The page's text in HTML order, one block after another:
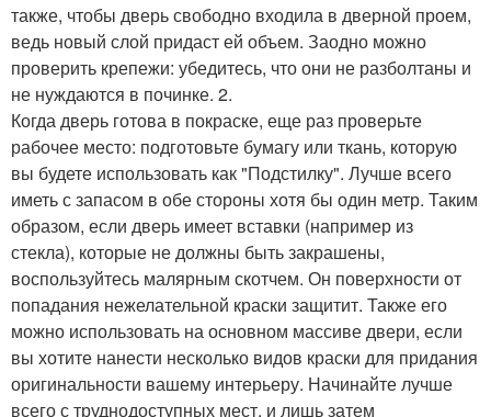
также, чтобы дверь свободно входила в дверной проем,
ведь новый слой придаст ей объем. Заодно можно
проверить крепежи: убедитесь, что они не разболтаны и
не нуждаются в починке. 2.
Когда дверь готова в покраске, еще раз проверьте
рабочее место: подготовьте бумагу или ткань, которую
вы будете использовать как "Подстилку". Лучше всего
иметь с запасом в обе стороны хотя бы один метр. Таким
образом, если дверь имеет вставки (например из
стекла), которые не должны быть закрашены,
воспользуйтесь малярным скотчем. Он поверхности от
попадания нежелательной краски защитит. Также его
можно использовать на основном массиве двери, если
вы хотите нанести несколько видов краски для придания
оригинальности вашему интерьеру. Начинайте лучше
всего с труднодоступных мест, и лишь затем